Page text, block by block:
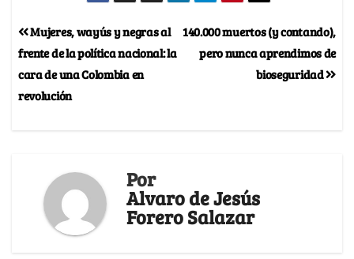
140.000 muertos (y contando),
pero nunca aprendimos de
bioseguridad
Mujeres, wayús y negras al
frente de la política nacional: la
cara de una Colombia en
revolución
Por
Alvaro de Jesús
Forero Salazar